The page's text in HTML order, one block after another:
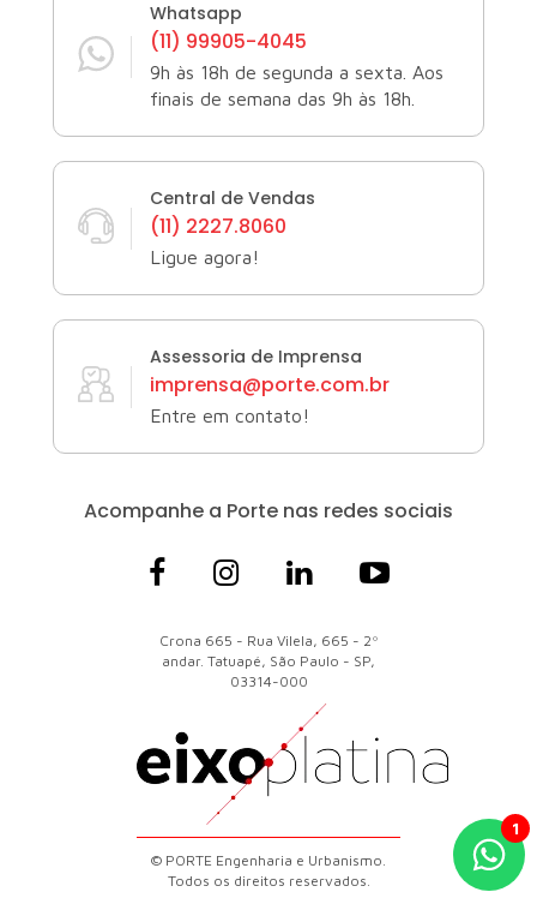
Whatsapp
(11) 99905-4045
9h às 18h de segunda a sexta. Aos
finais de semana das 9h às 18h.
Central de Vendas
(11) 2227.8060
Ligue agora!
Assessoria de Imprensa
imprensa@porte.com.br
Entre em contato!
Acompanhe a Porte nas redes sociais
Crona 665 - Rua Vilela, 665 - 2º
andar. Tatuapé, São Paulo - SP,
03314-000
© PORTE Engenharia e Urbanismo.
Todos os direitos reservados.